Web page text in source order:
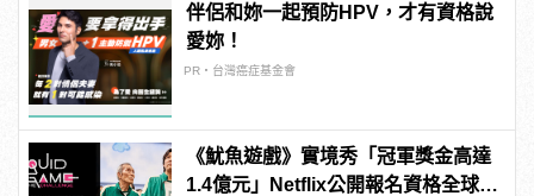
伴侶和妳一起預防HPV，才有資格說
愛妳！
PR・台灣癌症基金會
《魷魚遊戲》實境秀「冠軍獎金高達
1.4億元」Netflix公開報名資格全球皆